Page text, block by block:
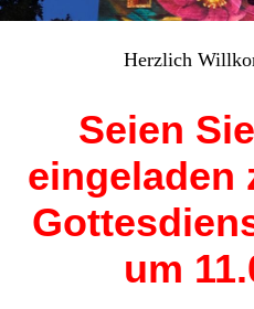
Herzlich
Seien
eingeladen
um